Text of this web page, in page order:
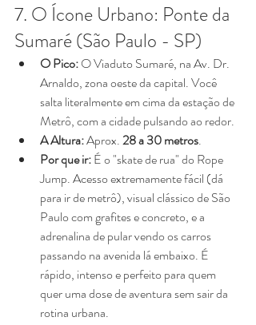
7. O Ícone Urbano: Ponte da
Sumaré (São Paulo - SP)
O Pico: O Viaduto Sumaré, na Av. Dr.
Arnaldo, zona oeste da capital. Você
salta literalmente em cima da estação de
Metrô, com a cidade pulsando ao redor.
A Altura: Aprox. 28 a 30 metros.
Por que ir: É o "skate de rua" do Rope
Jump. Acesso extremamente fácil (dá
para ir de metrô), visual clássico de São
Paulo com grafites e concreto, e a
adrenalina de pular vendo os carros
passando na avenida lá embaixo. É
rápido, intenso e perfeito para quem
quer uma dose de aventura sem sair da
rotina urbana.